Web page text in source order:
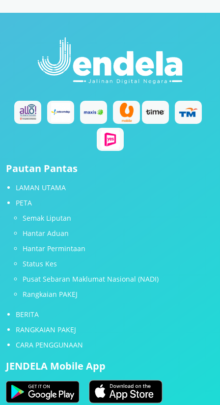
Pautan Pantas
LAMAN UTAMA
PETA
Semak Liputan
Hantar Aduan
Hantar Permintaan
Status Kes
Pusat Sebaran Maklumat Nasional (NADI)
Rangkaian PAKEJ
BERITA
RANGKAIAN PAKEJ
CARA PENGGUNAAN
JENDELA Mobile App